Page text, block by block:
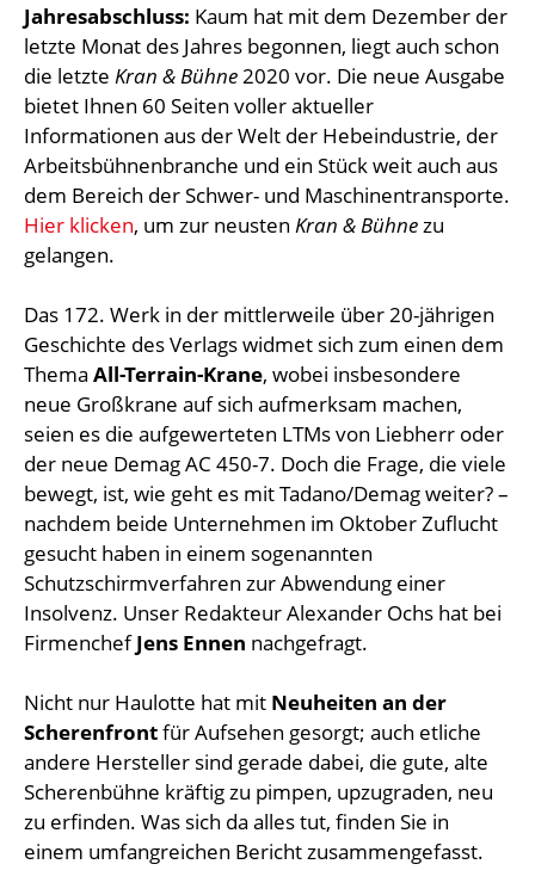
Jahresabschluss: Kaum hat mit dem Dezember der
letzte Monat des Jahres begonnen, liegt auch schon
die letzte Kran & Bühne 2020 vor. Die neue Ausgabe
bietet Ihnen 60 Seiten voller aktueller
Informationen aus der Welt der Hebeindustrie, der
Arbeitsbühnenbranche und ein Stück weit auch aus
dem Bereich der Schwer- und Maschinentransporte.
Hier klicken, um zur neusten Kran & Bühne zu
gelangen.
Das 172. Werk in der mittlerweile über 20-jährigen
Geschichte des Verlags widmet sich zum einen dem
Thema All-Terrain-Krane, wobei insbesondere
neue Großkrane auf sich aufmerksam machen,
seien es die aufgewerteten LTMs von Liebherr oder
der neue Demag AC 450-7. Doch die Frage, die viele
bewegt, ist, wie geht es mit Tadano/Demag weiter? –
nachdem beide Unternehmen im Oktober Zuflucht
gesucht haben in einem sogenannten
Schutzschirmverfahren zur Abwendung einer
Insolvenz. Unser Redakteur Alexander Ochs hat bei
FirmenchefJens Ennen nachgefragt.
Nicht nur Haulotte hat mit Neuheiten an der
Scherenfrontfür Aufsehen gesorgt; auch etliche
andere Hersteller sind gerade dabei, die gute, alte
Scherenbühne kräftig zu pimpen, upzugraden, neu
zu erfinden. Was sich da alles tut, finden Sie in
einem umfangreichen Bericht zusammengefasst.